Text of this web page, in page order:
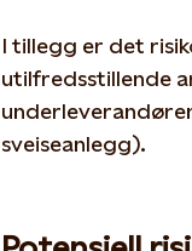
I tillegg er det
utilfredsstillende
sveiseanlegg).